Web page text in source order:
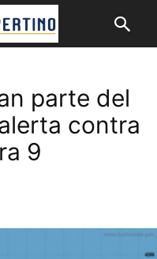
parte del
contra
9